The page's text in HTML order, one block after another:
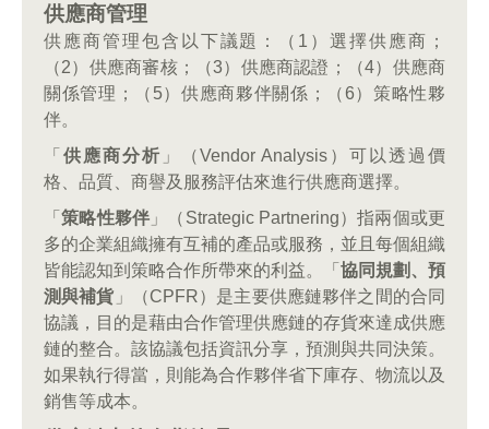
供應商管理
供應商管理包含以下議題：（1）選擇供應商；
（2）供應商審核；（3）供應商認證；（4）供應商
關係管理；（5）供應商夥伴關係；（6）策略性夥
伴。
「 供應商分析 」（Vendor Analysis）可以透過價
格、品質、商譽及服務評估來進行供應商選擇。
「策略性夥伴 」（Strategic Partnering）指兩個或更
多的企業組織擁有互補的產品或服務，並且每個組織
皆能認知到策略合作所帶來的利益。「 協同規劃、預
測與補貨 」（CPFR）是主要供應鏈夥伴之間的合同
協議，目的是藉由合作管理供應鏈的存貨來達成供應
鏈的整合。該協議包括資訊分享，預測與共同決策。
如果執行得當，則能為合作夥伴省下庫存、物流以及
銷售等成本。